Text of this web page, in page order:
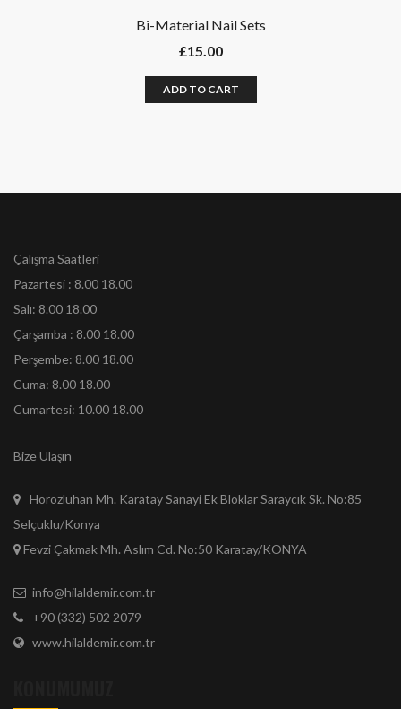
Bi-Material Nail Sets
£15.00
ADD TO CART
Çalışma Saatleri
Pazartesi : 8.00 18.00
Salı: 8.00 18.00
Çarşamba : 8.00 18.00
Perşembe: 8.00 18.00
Cuma: 8.00 18.00
Cumartesi: 10.00 18.00
Bize Ulaşın
Horozluhan Mh. Karatay Sanayi Ek Bloklar Saraycık Sk. No:85
Selçuklu/Konya
Fevzi Çakmak Mh. Aslım Cd. No:50 Karatay/KONYA
info@hilaldemir.com.tr
+90 (332) 502 2079
www.hilaldemir.com.tr